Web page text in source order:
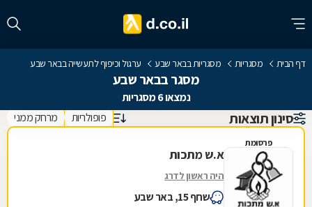
דף הבית מסגריות מסגריות בבאר שבע ערגול וכיפוף לתעשייה בבאר שבע
מסגר בבאר שבע
נמצאו 6 מסגריות
סינון תוצאות פופולריות מרחק ממני
פרסומת
א.ש מתכות
היה ראשון לדרג
שחף 15, באר שבע